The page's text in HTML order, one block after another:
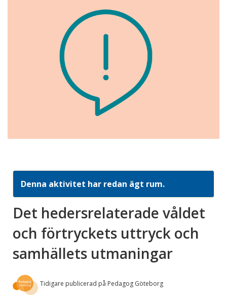
Denna aktivitet har redan ägt rum.
Det hedersrelaterade våldet
och förtryckets uttryck och
samhällets utmaningar
Tidigare publicerad på Pedagog Göteborg